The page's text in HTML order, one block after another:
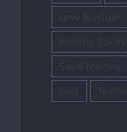
Low Budget
Money
Save Money
Sun